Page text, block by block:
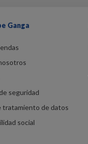
Ganga
seguridad
tratamiento de datos
social